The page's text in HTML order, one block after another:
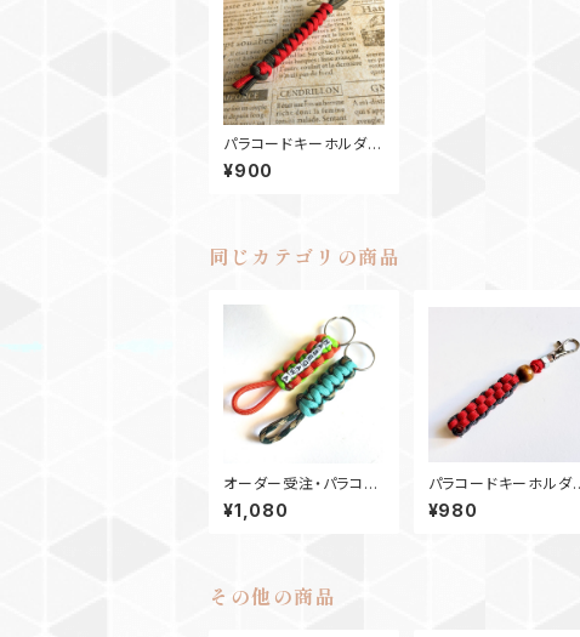
パラコードキーホルダ
ー Snake Knot GR
¥900
同じカテゴリの商品
オーダー受注・パラコー
ド 名入りキーホルダ
ー・コブラ ネームタグ
¥1,080
パラコードキーホルダ
ー Box_ウッドビーズ_
M6_ 赤ネイビー
¥980
その他の商品